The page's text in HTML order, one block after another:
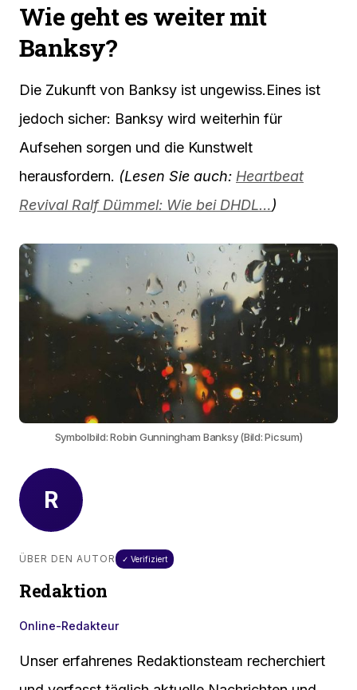
Wie geht es weiter mit
Banksy?
Die Zukunft von Banksy ist ungewiss.Eines ist
jedoch sicher: Banksy wird weiterhin für
Aufsehen sorgen und die Kunstwelt
herausfordern. (Lesen Sie auch: Heartbeat
Revival Ralf Dümmel: Wie bei DHDL…)
Symbolbild: Robin Gunningham Banksy (Bild: Picsum)
R
ÜBER DEN AUTOR ✓ Verifiziert
Redaktion
Online-Redakteur
Unser erfahrenes Redaktionsteam recherchiert